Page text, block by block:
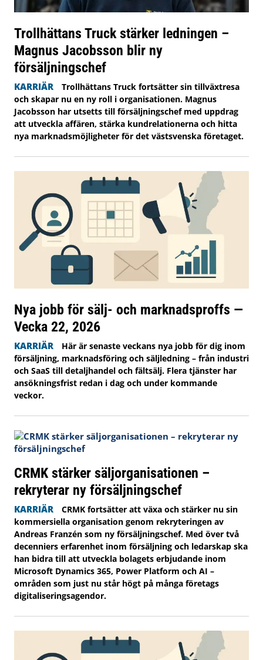
Trollhättans Truck stärker ledningen –
Magnus Jacobsson blir ny
försäljningschef
KARRIÄR
Trollhättans Truck fortsätter sin tillväxtresa
och skapar nu en ny roll i organisationen. Magnus
Jacobsson har utsetts till försäljningschef med uppdrag
att utveckla affären, stärka kundrelationerna och hitta
nya marknadsmöjligheter för det västsvenska företaget.
Nya jobb för sälj- och marknadsproffs —
Vecka 22, 2026
KARRIÄR
Här är senaste veckans nya jobb för dig inom
försäljning, marknadsföring och säljledning – från industri
och SaaS till detaljhandel och fältsälj. Flera tjänster har
ansökningsfrist redan i dag och under kommande
veckor.
CRMK stärker säljorganisationen –
rekryterar ny försäljningschef
KARRIÄR
CRMK fortsätter att växa och stärker nu sin
kommersiella organisation genom rekryteringen av
Andreas Franzén som ny försäljningschef. Med över två
decenniers erfarenhet inom försäljning och ledarskap ska
han bidra till att utveckla bolagets erbjudande inom
Microsoft Dynamics 365, Power Platform och AI –
områden som just nu står högt på många företags
digitaliseringsagendor.